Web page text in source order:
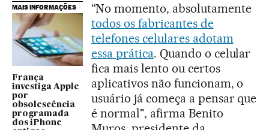
MAIS INFORMAÇÕES
França
investiga Apple
por
obsolescência
programada
dos iPhone
“No momento, absolutamente
todos os fabricantes de
telefones celulares adotam
essa prática. Quando o celular
fica mais lento ou certos
aplicativos não funcionam, o
usuário já começa a pensar que
é normal", afirma Benito